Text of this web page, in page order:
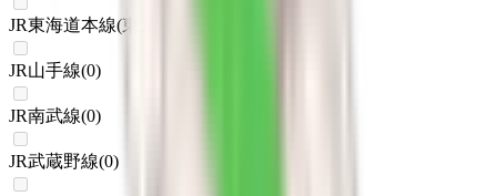
JR東海道本線(東京～熱海)
JR山手線(0)
JR南武線(0)
JR武蔵野線(0)